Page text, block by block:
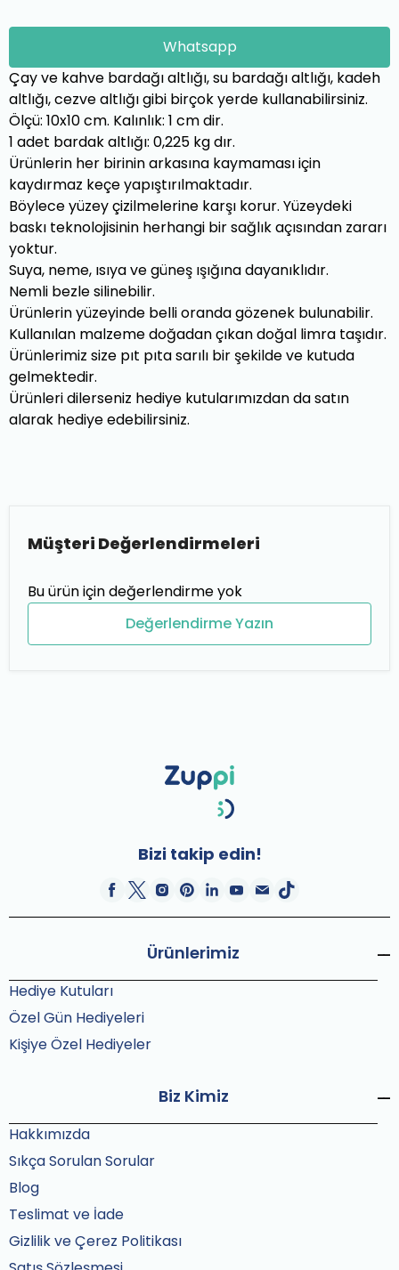
Whatsapp
Çay ve kahve bardağı altlığı, su bardağı altlığı, kadeh
altlığı, cezve altlığı gibi birçok yerde kullanabilirsiniz.
Ölçü: 10x10 cm. Kalınlık: 1 cm dir.
1 adet bardak altlığı: 0,225 kg dır.
Ürünlerin her birinin arkasına kaymaması için
kaydırmaz keçe yapıştırılmaktadır.
Böylece yüzey çizilmelerine karşı korur. Yüzeydeki
baskı teknolojisinin herhangi bir sağlık açısından zararı
yoktur.
Suya, neme, ısıya ve güneş ışığına dayanıklıdır.
Nemli bezle silinebilir.
Ürünlerin yüzeyinde belli oranda gözenek bulunabilir.
Kullanılan malzeme doğadan çıkan doğal limra taşıdır.
Ürünlerimiz size pıt pıta sarılı bir şekilde ve kutuda
gelmektedir.
Ürünleri dilerseniz hediye kutularımızdan da satın
alarak hediye edebilirsiniz.
Müşteri Değerlendirmeleri
Bu ürün için değerlendirme yok
Değerlendirme Yazın
Bizi takip edin!
Ürünlerimiz
Hediye Kutuları
Özel Gün Hediyeleri
Kişiye Özel Hediyeler
Biz Kimiz
Hakkımızda
Sıkça Sorulan Sorular
Blog
Teslimat ve İade
Gizlilik ve Çerez Politikası